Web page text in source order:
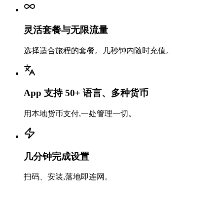
灵活套餐与无限流量
选择适合旅程的套餐。几秒钟内随时充值。
App 支持 50+ 语言、多种货币
用本地货币支付,一处管理一切。
几分钟完成设置
扫码、安装,落地即连网。